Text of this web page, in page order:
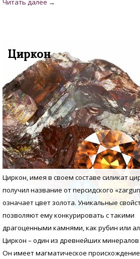
Циркон
Циркон, имея в своем составе силикат
получил название от персидского
означает цвет золота. Уникальные
позволяют ему конкурировать с такими
драгоценными камнями, как рубин или
Циркон – один из древнейших
Он имеет магматическое